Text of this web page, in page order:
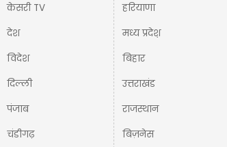
केसरी TV
देश
विदेश
दिल्ली
पंजाब
चंडीगढ़
हरियाणा
मध्य प्रदेश़
बिहार
उत्तराखंड
राजस्थान
बिज़नेस